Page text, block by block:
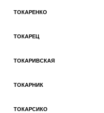
ТОКАРЕНКО
ТОКАРЕЦ
ТОКАРИВСКАЯ
ТОКАРНИК
ТОКАРСИКО